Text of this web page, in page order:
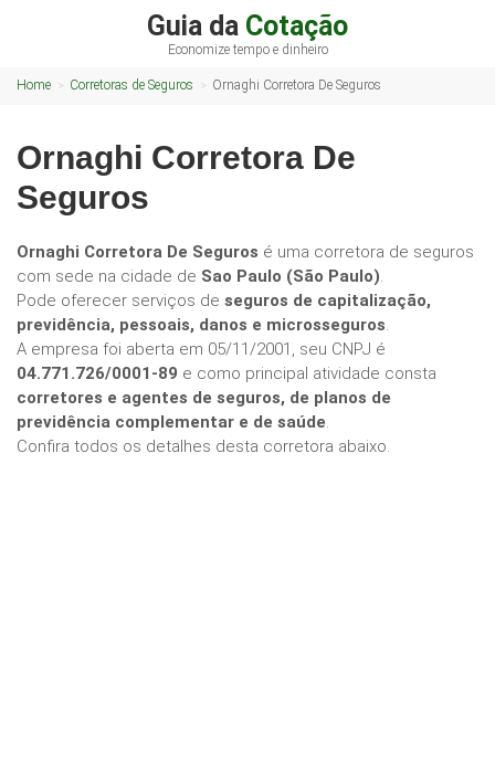
Guia da Cotação
Economize tempo e dinheiro
Home Corretoras de Seguros Ornaghi Corretora De Seguros
Ornaghi Corretora De
Seguros
Ornaghi Corretora De Seguros é uma corretora de seguros
com sede na cidade de Sao Paulo (São Paulo).
Pode oferecer serviços de seguros de capitalização,
previdência, pessoais, danos e microsseguros.
A empresa foi aberta em 05/11/2001, seu CNPJ é
04.771.726/0001-89 e como principal atividade consta
corretores e agentes de seguros, de planos de
previdência complementar e de saúde.
Confira todos os detalhes desta corretora abaixo.